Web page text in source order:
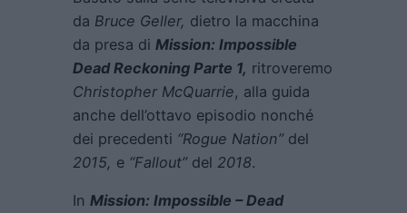
da Bruce Geller, dietro la macchina
da presa di Mission: Impossible
Dead Reckoning Parte 1, ritroveremo
Christopher McQuarrie, alla guida
anche dell’ottavo episodio nonché
dei precedenti “Rogue Nation” del
2015, e “Fallout”del 2018.
In Mission: Impossible – Dead